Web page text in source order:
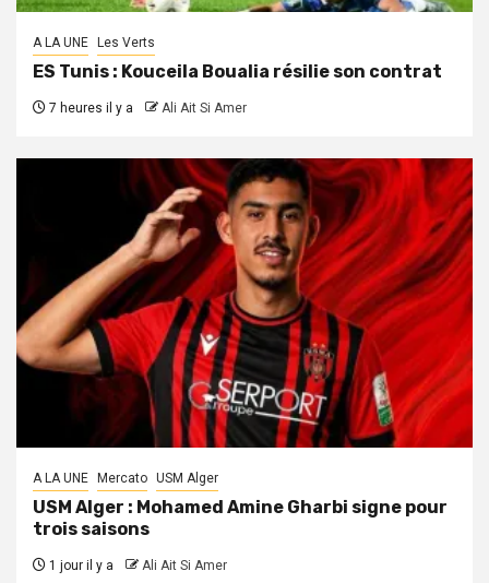
A LA UNE Les Verts
ES Tunis : Kouceila Boualia résilie son contrat
7 heures il y a Ali Ait Si Amer
A LA UNE Mercato USM Alger
USM Alger : Mohamed Amine Gharbi signe pour
trois saisons
1 jour il y a Ali Ait Si Amer